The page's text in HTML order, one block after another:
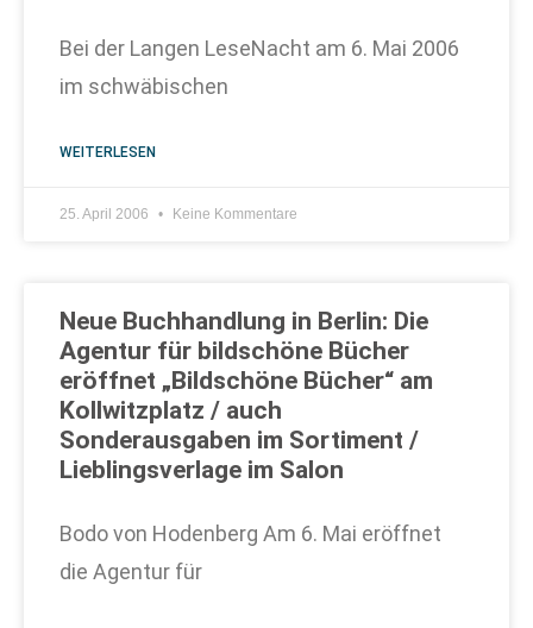
Bei der Langen LeseNacht am 6. Mai 2006
im schwäbischen
WEITERLESEN
25. April 2006 Keine Kommentare
Neue Buchhandlung in Berlin: Die
Agentur für bildschöne Bücher
eröffnet „Bildschöne Bücher“ am
Kollwitzplatz / auch
Sonderausgaben im Sortiment /
Lieblingsverlage im Salon
Bodo von Hodenberg Am 6. Mai eröffnet
die Agentur für